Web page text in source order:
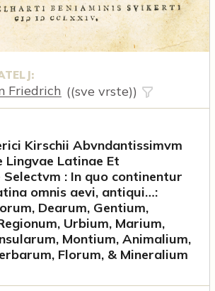
Friedrich ((sve vrste))
Kirschii Abvndantissimvm
Lingvae Latinae Et
Selectvm : In quo continentur
omnis aevi, antiqui…:
Dearum, Gentium,
Urbium, Marium,
Montium, Animalium,
Florum, & Mineralium